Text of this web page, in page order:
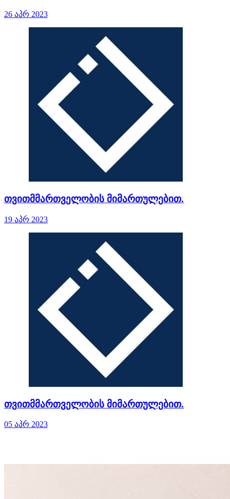
26 აპრ 2023
თვითმმართველობის მიმართულებით.
19 აპრ 2023
თვითმმართველობის მიმართულებით.
05 აპრ 2023